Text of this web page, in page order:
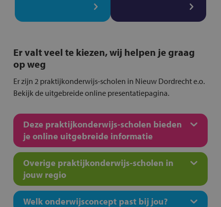
Er valt veel te kiezen, wij helpen je graag
op weg
Er zijn 2 praktijkonderwijs-scholen in Nieuw Dordrecht e.o.
Bekijk de uitgebreide online presentatiepagina.
Deze praktijkonderwijs-scholen bieden
je online uitgebreide informatie
Overige praktijkonderwijs-scholen in
jouw regio
Welk onderwijsconcept past bij jou?